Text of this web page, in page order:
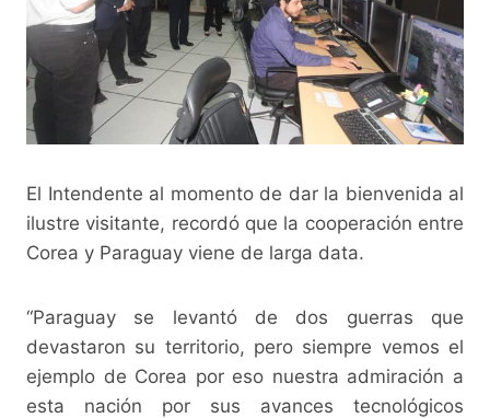
El Intendente al momento de dar la bienvenida al
ilustre visitante, recordó que la cooperación entre
Corea y Paraguay viene de larga data.
“Paraguay se levantó de dos guerras que
devastaron su territorio, pero siempre vemos el
ejemplo de Corea por eso nuestra admiración a
esta nación por sus avances tecnológicos